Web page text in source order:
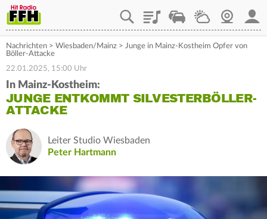
PlaylistStaupilotWetterWebcam
Nachrichten > Wiesbaden/Mainz > Junge in Mainz-Kostheim Opfer von
Böller-Attacke
22.01.2025, 15:00 Uhr
In Mainz-Kostheim:
JUNGE ENTKOMMT SILVESTERBÖLLER-
ATTACKE
Leiter Studio Wiesbaden
Peter Hartmann